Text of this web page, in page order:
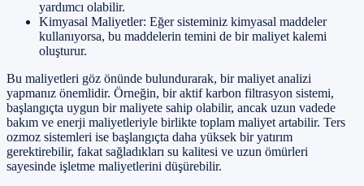
yardımcı olabilir.
Kimyasal Maliyetler: Eğer sisteminiz kimyasal maddeler
kullanıyorsa, bu maddelerin temini de bir maliyet kalemi
oluşturur.
Bu maliyetleri göz önünde bulundurarak, bir maliyet analizi
yapmanız önemlidir. Örneğin, bir aktif karbon filtrasyon sistemi,
başlangıçta uygun bir maliyete sahip olabilir, ancak uzun vadede
bakım ve enerji maliyetleriyle birlikte toplam maliyet artabilir. Ters
ozmoz sistemleri ise başlangıçta daha yüksek bir yatırım
gerektirebilir, fakat sağladıkları su kalitesi ve uzun ömürleri
sayesinde işletme maliyetlerini düşürebilir.